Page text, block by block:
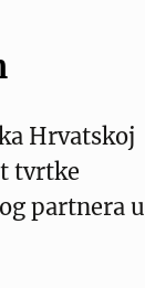
Hrvatskoj
tvrtke
partnera u